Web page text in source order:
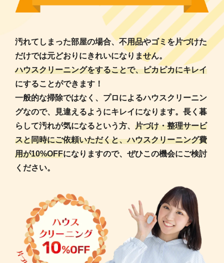
汚れてしまった部屋の場合、不用品やゴミを片づけた
だけでは元どおりにきれいになりません。
ハウスクリーニングをすることで、ピカピカにキレイ
にすることができます！
一般的な掃除ではなく、プロによるハウスクリーニン
グなので、見違えるようにキレイになります。長く暮
らして汚れが気になるという方、 片づけ・整理サービ
スと同時にご依頼いただくと、ハウスクリーニング費
用が10%OFFになりますので、ぜひこの機会にご検討
ください。